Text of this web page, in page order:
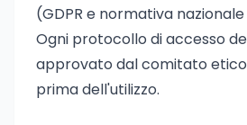
(GDPR e normativa
Ogni protocollo di accesso
approvato dal comitato
prima dell'utilizzo.